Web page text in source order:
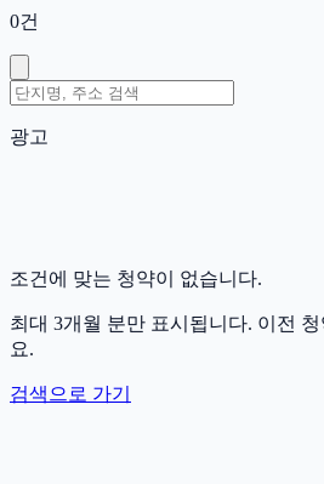
0건
광고
조건에 맞는 청약이 없습니다.
최대 3개월 분만 표시됩니다. 이전
요.
검색으로 가기